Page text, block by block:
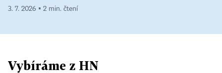
3. 7. 2026 ▪ 2 min. čtení
Vybíráme z HN